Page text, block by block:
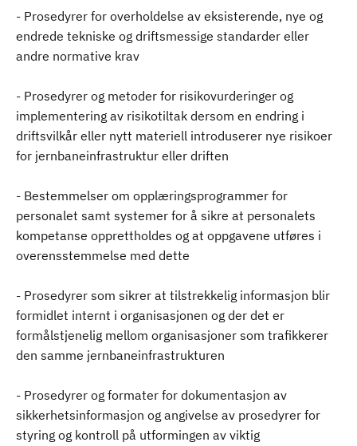
- Prosedyrer for overholdelse av eksisterende, nye og
endrede tekniske og driftsmessige standarder eller
andre normative krav
- Prosedyrer og metoder for risikovurderinger og
implementering av risikotiltak dersom en endring i
driftsvilkår eller nytt materiell introduserer nye risikoer
for jernbaneinfrastruktur eller driften
- Bestemmelser om opplæringsprogrammer for
personalet samt systemer for å sikre at personalets
kompetanse opprettholdes og at oppgavene utføres i
overensstemmelse med dette
- Prosedyrer som sikrer at tilstrekkelig informasjon blir
formidlet internt i organisasjonen og der det er
formålstjenelig mellom organisasjoner som trafikkerer
den samme jernbaneinfrastrukturen
- Prosedyrer og formater for dokumentasjon av
sikkerhetsinformasjon og angivelse av prosedyrer for
styring og kontroll på utformingen av viktig